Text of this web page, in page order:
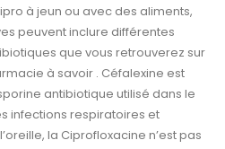
à jeun ou avec des aliments,
peuvent inclure différentes
que vous retrouverez sur
à savoir . Céfalexine est
antibiotique utilisé dans le
infections respiratoires et
la Ciprofloxacine n’est pas